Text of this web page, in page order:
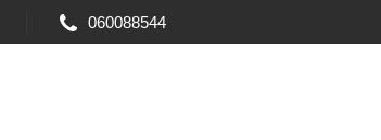
060088544